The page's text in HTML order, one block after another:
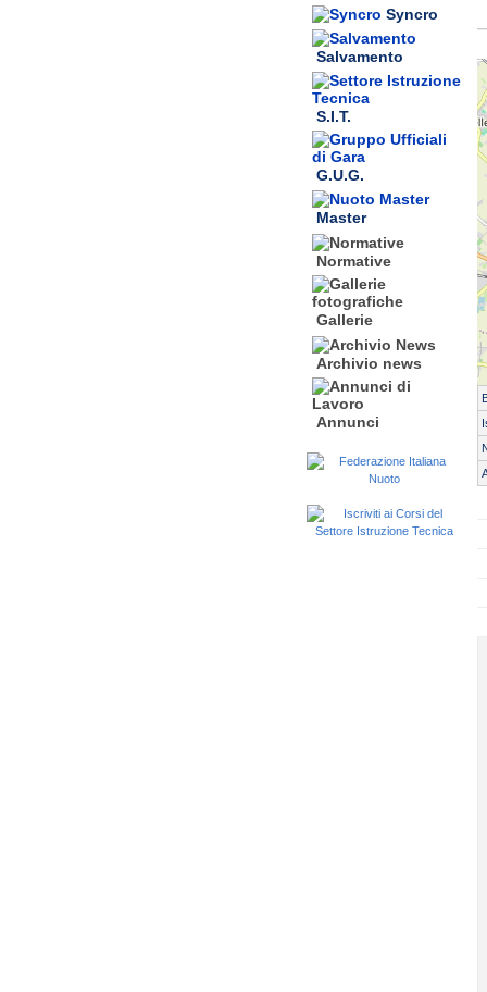
Syncro
Salvamento
S.I.T.
G.U.G.
Master
Normative
Gallerie
Archivio news
Annunci